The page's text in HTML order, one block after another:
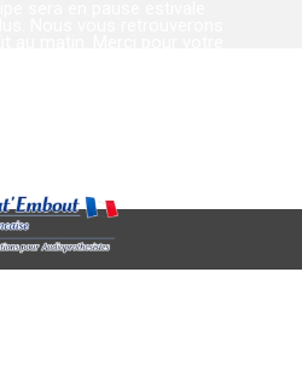
Bel été à tous.
menu
▼
▼
▼